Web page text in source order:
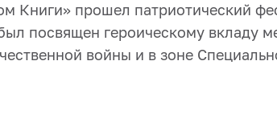
Книги» прошел патриотический
посвящен героическому вкладу
войны и в зоне